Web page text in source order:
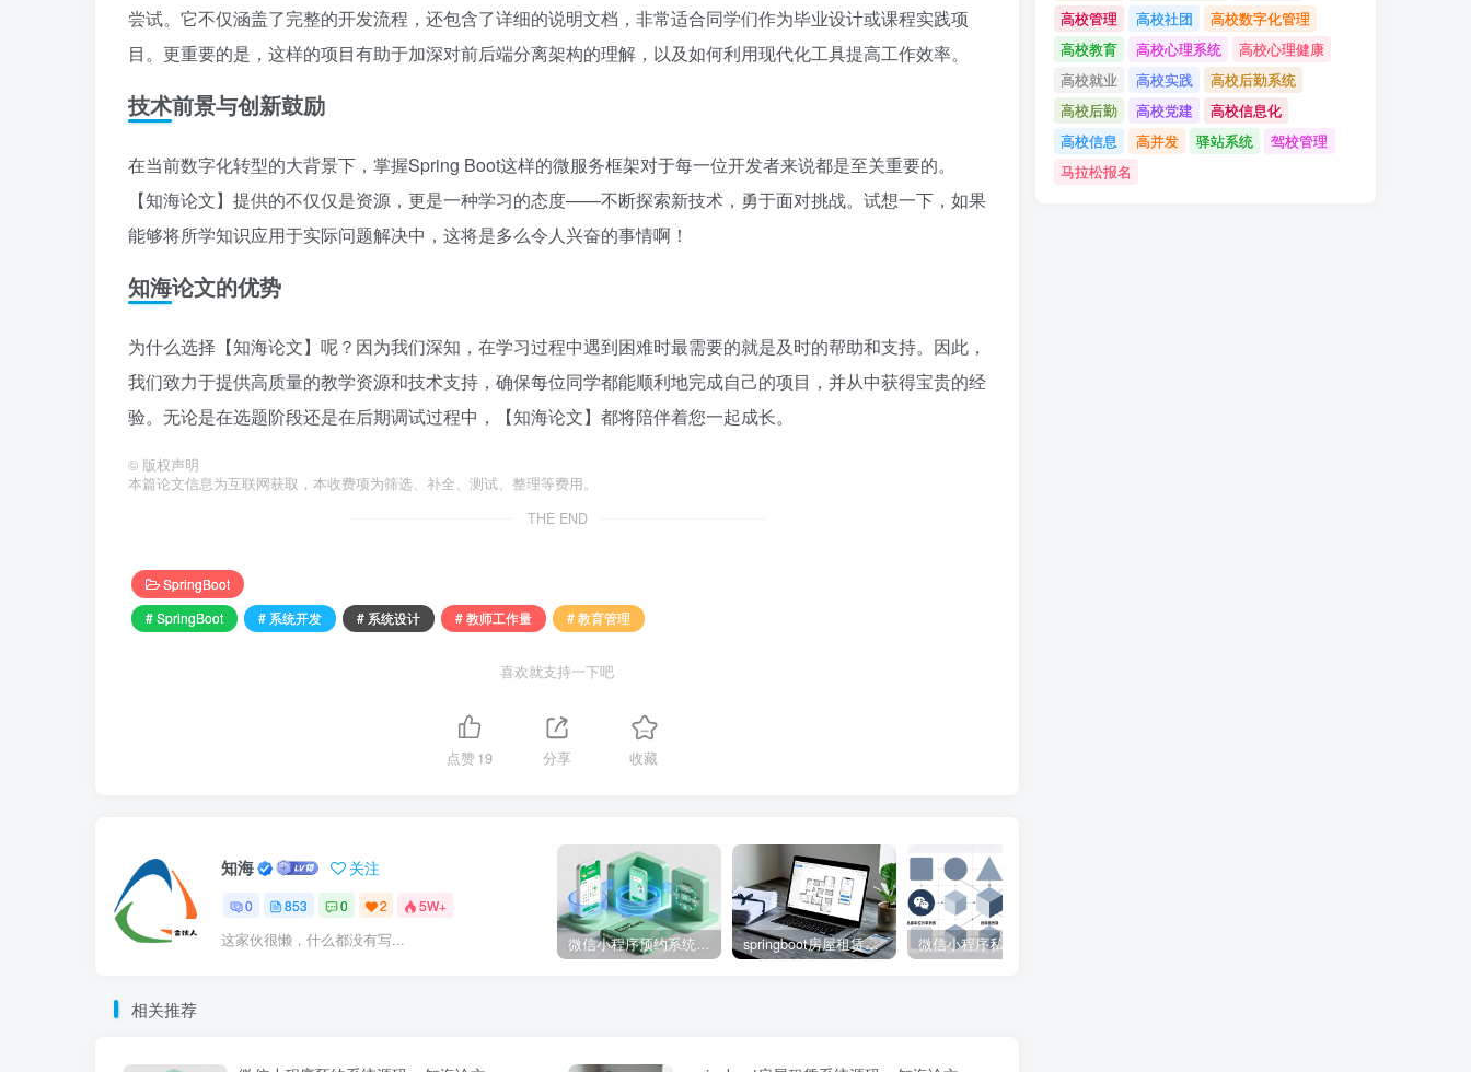
尝试。它不仅涵盖了完整的开发流程，还包含了详细的说明文档，非常适合同学们作为毕业设计或课程实践项
目。更重要的是，这样的项目有助于加深对前后端分离架构的理解，以及如何利用现代化工具提高工作效率。
技术前景与创新鼓励
在当前数字化转型的大背景下，掌握Spring Boot这样的微服务框架对于每一位开发者来说都是至关重要的。
【知海论文】提供的不仅仅是资源，更是一种学习的态度——不断探索新技术，勇于面对挑战。试想一下，如果
能够将所学知识应用于实际问题解决中，这将是多么令人兴奋的事情啊！
知海论文的优势
为什么选择【知海论文】呢？因为我们深知，在学习过程中遇到困难时最需要的就是及时的帮助和支持。因此，
我们致力于提供高质量的教学资源和技术支持，确保每位同学都能顺利地完成自己的项目，并从中获得宝贵的经
验。无论是在选题阶段还是在后期调试过程中，【知海论文】都将陪伴着您一起成长。
© 版权声明
本篇论文信息为互联网获取，本收费项为筛选、补全、测试、整理等费用。
THE END
SpringBoot
# SpringBoot
# 系统开发 # 系统设计 # 教师工作量 # 教育管理
喜欢就支持一下吧
点赞19 分享 收藏
知海 关注
0 853 0 2 5W+
这家伙很懒，什么都没有写... 微信小程序预约系统源码 – 知海论文 springboot房屋租赁系统源码 – 知海论文
相关推荐
高校管理
高校社团
高校数字化管理
高校教育
高校心理系统
高校心理健康
高校就业
高校实践
高校后勤系统
高校后勤
高校党建
高校信息化
高校信息
高并发 驿站系统
驾校管理
马拉松报名